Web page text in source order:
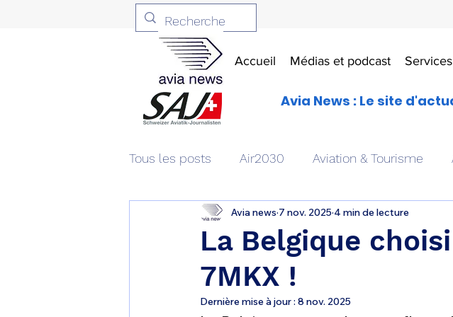
Accueil Médias et podcast Services
Avia News : Le site
Tous les posts Air2030 Aviation & Tourisme
Aviation & Défense Livres Drones aériens
Patrimoine aéronautique
La Belgique
7MKX !
Avia news 7 nov. 2025 4 min de lecture
Dernière mise à jour : 8 nov. 2025